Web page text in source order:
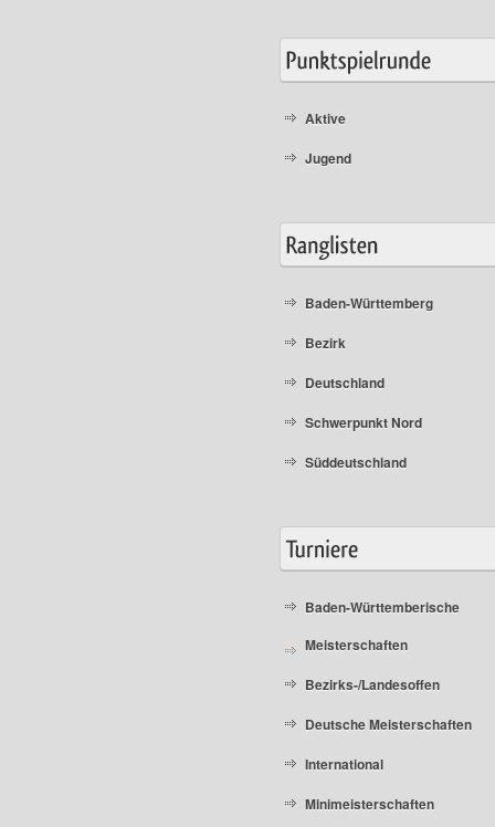
Aktive
Jugend
Baden-Württemberg
Bezirk
Deutschland
Schwerpunkt Nord
Süddeutschland
Baden-Württemberische
Meisterschaften
Bezirks-/Landesoffen
Deutsche Meisterschaften
International
Minimeisterschaften